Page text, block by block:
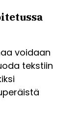
voidaan
tekstiin